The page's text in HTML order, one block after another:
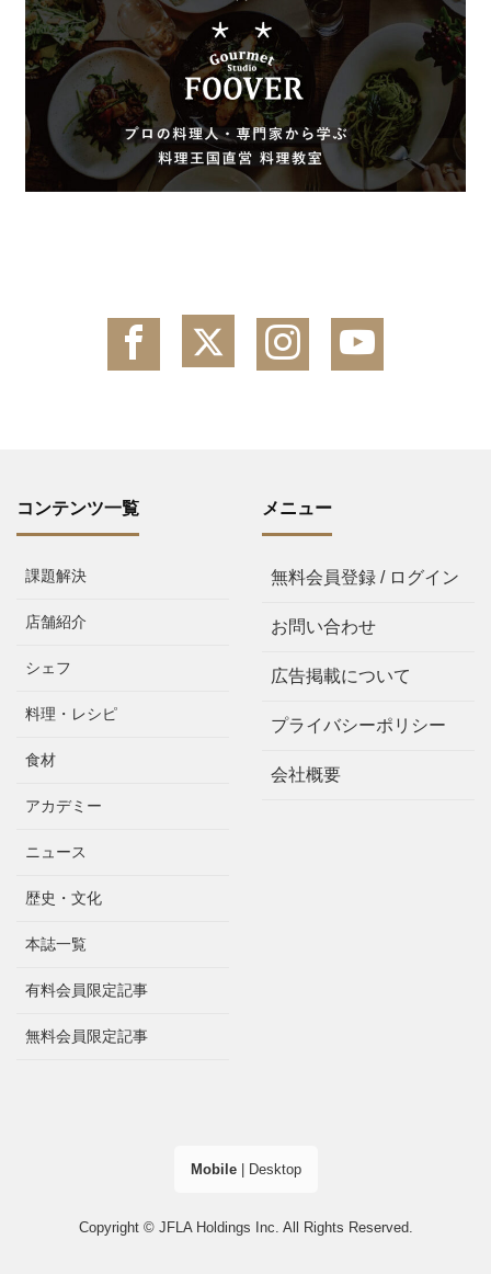
コンテンツ一覧
課題解決
店舗紹介
シェフ
料理・レシピ
食材
アカデミー
ニュース
歴史・文化
本誌一覧
有料会員限定記事
無料会員限定記事
メニュー
無料会員登録 / ログイン
お問い合わせ
広告掲載について
プライバシーポリシー
会社概要
Mobile| Desktop
Copyright © JFLA Holdings Inc. All Rights Reserved.